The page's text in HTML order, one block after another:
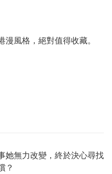
風格，絕對值得收藏。
她無力改變，終於決心尋找
？